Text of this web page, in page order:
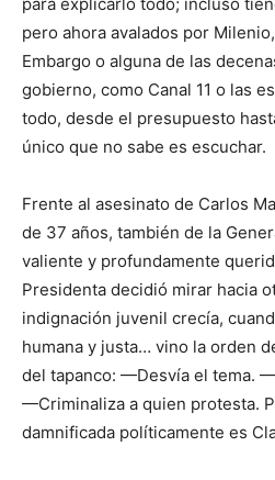
pero ahora avalados por
Embargo o alguna de las
gobierno, como Canal 11 o las
todo, desde el presupuesto
único que no sabe es escuchar.
Frente al asesinato de Carlos
de 37 años, también de la
valiente y profundamente
Presidenta decidió mirar hacia
indignación juvenil crecía,
humana y justa… vino la orden
del tapanco: —Desvía el tema.
—Criminaliza a quien protesta.
damnificada políticamente es